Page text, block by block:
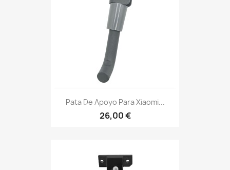
Pata De Apoyo Para Xiaomi...
26,00 €